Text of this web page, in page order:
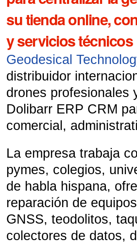
su tienda online,
y servicios técnicos
Geodesical
distribuidor
drones profesionales
Dolibarr ERP CRM
comercial,
La empresa trabaja
pymes, colegios,
de habla hispana,
reparación de
GNSS, teodolitos,
colectores de datos,